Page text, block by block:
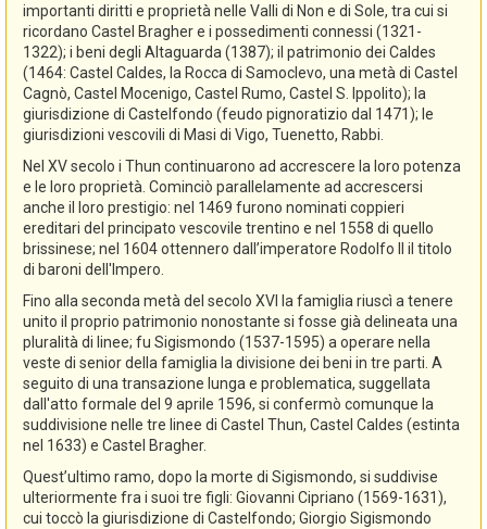
importanti diritti e proprietà nelle Valli di Non e di Sole, tra cui si
ricordano Castel Bragher e i possedimenti connessi (1321-
1322); i beni degli Altaguarda (1387); il patrimonio dei Caldes
(1464: Castel Caldes, la Rocca di Samoclevo, una metà di Castel
Cagnò, Castel Mocenigo, Castel Rumo, Castel S. Ippolito); la
giurisdizione di Castelfondo (feudo pignoratizio dal 1471); le
giurisdizioni vescovili di Masi di Vigo, Tuenetto, Rabbi.
Nel XV secolo i Thun continuarono ad accrescere la loro potenza
e le loro proprietà. Cominciò parallelamente ad accrescersi
anche il loro prestigio: nel 1469 furono nominati coppieri
ereditari del principato vescovile trentino e nel 1558 di quello
brissinese; nel 1604 ottennero dall’imperatore Rodolfo II il titolo
di baroni dell'Impero.
Fino alla seconda metà del secolo XVI la famiglia riuscì a tenere
unito il proprio patrimonio nonostante si fosse già delineata una
pluralità di linee; fu Sigismondo (1537-1595) a operare nella
veste di senior della famiglia la divisione dei beni in tre parti. A
seguito di una transazione lunga e problematica, suggellata
dall'atto formale del 9 aprile 1596, si confermò comunque la
suddivisione nelle tre linee di Castel Thun, Castel Caldes (estinta
nel 1633) e Castel Bragher.
Quest’ultimo ramo, dopo la morte di Sigismondo, si suddivise
ulteriormente fra i suoi tre figli: Giovanni Cipriano (1569-1631),
cui toccò la giurisdizione di Castelfondo; Giorgio Sigismondo